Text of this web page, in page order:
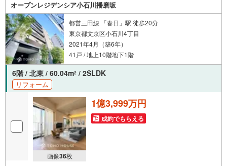
オープンレジデンシア小石川播磨坂
都営三田線 「春日」駅 徒歩20分
東京都文京区小石川4丁目
2021年4月（築6年）
41戸 / 地上10階地下1階
6階 / 北東 / 60.04m2 / 2SLDK
リフォーム
画像36枚
1億3,999万円
成約でもらえる